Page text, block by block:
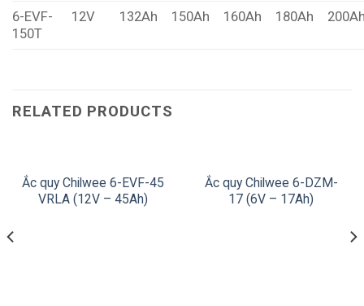
6-EVF-
150T
12V 132Ah 150Ah 160Ah 180Ah
RELATED PRODUCTS
Ắc quy Chilwee 6-EVF-45
VRLA (12V – 45Ah)
Ắc quy Chilwee 6-DZM-
17 (6V – 17Ah)